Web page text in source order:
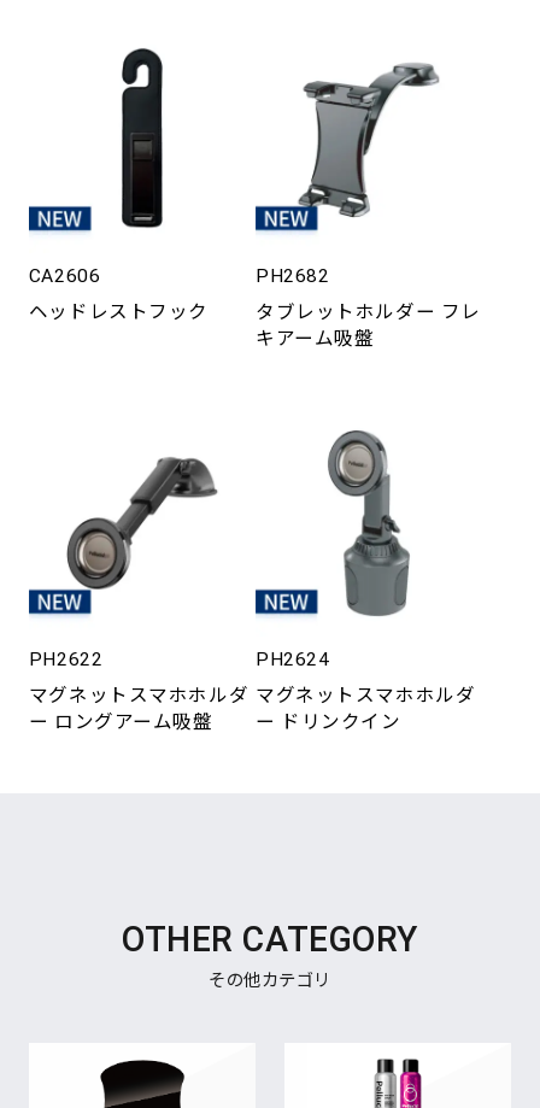
CA2606
ヘッドレストフック
PH2682
タブレットホルダー フレ
キアーム吸盤
PH2622
マグネットスマホホルダ
ー ロングアーム吸盤
PH2624
マグネットスマホホルダ
ー ドリンクイン
OTHER CATEGORY
その他カテゴリ